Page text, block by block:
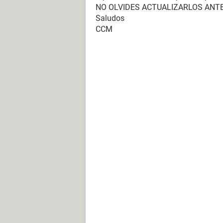
NO OLVIDES ACTUALIZARLOS
Saludos
CCM